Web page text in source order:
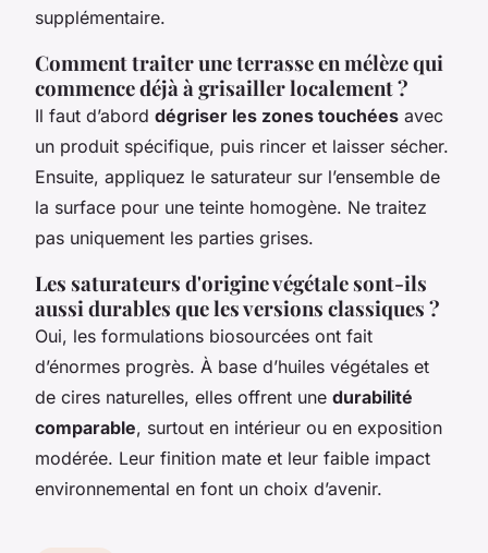
supplémentaire.
Comment traiter une terrasse en mélèze qui
commence déjà à grisailler localement ?
Il faut d’abord dégriser les zones touchées avec
un produit spécifique, puis rincer et laisser sécher.
Ensuite, appliquez le saturateur sur l’ensemble de
la surface pour une teinte homogène. Ne traitez
pas uniquement les parties grises.
Les saturateurs d'origine végétale sont-ils
aussi durables que les versions classiques ?
Oui, les formulations biosourcées ont fait
d’énormes progrès. À base d’huiles végétales et
de cires naturelles, elles offrent une durabilité
comparable, surtout en intérieur ou en exposition
modérée. Leur finition mate et leur faible impact
environnemental en font un choix d’avenir.